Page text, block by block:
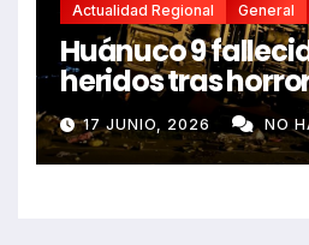
Actualidad Regional General
Huánuco 9
heridos tras
despiste de bus
que impactó
17 JUNIO, 2026 NO